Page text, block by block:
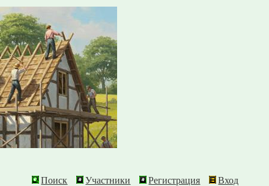
Поиск Участники Регистрация
Вход